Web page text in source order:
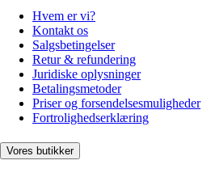
Hvem er vi?
Kontakt os
Salgsbetingelser
Retur & refundering
Juridiske oplysninger
Betalingsmetoder
Priser og forsendelsesmuligheder
Fortrolighedserklæring
Vores butikker